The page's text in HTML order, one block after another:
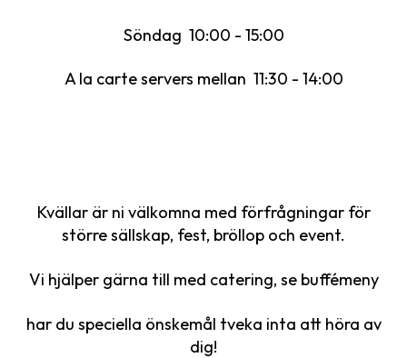
Söndag 10:00 - 15:00
A la carte servers mellan 11:30 - 14:00
Kvällar är ni välkomna med förfrågningar för
större sällskap, fest, bröllop och event.
Vi hjälper gärna till med catering, se buffémeny
har du speciella önskemål tveka inta att höra av
dig!